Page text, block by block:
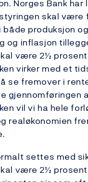
Norges Bank har
skal være
produksjon og
og inflasjon
være 2½
virker med et
se fremover i
gjennomføringen
vil vi ha hele
realøkonomien
settes med
være 2½